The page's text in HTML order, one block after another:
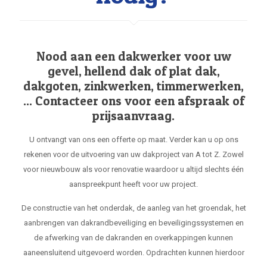
Nood aan een dakwerker voor uw
gevel, hellend dak of plat dak,
dakgoten, zinkwerken, timmerwerken,
... Contacteer ons voor een afspraak of
prijsaanvraag.
U ontvangt van ons een offerte op maat. Verder kan u op ons
rekenen voor de uitvoering van uw dakproject van A tot Z. Zowel
voor nieuwbouw als voor renovatie waardoor u altijd slechts één
aanspreekpunt heeft voor uw project.
De constructie van het onderdak, de aanleg van het groendak, het
aanbrengen van dakrandbeveiliging en beveiligingssystemen en
de afwerking van de dakranden en overkappingen kunnen
aaneensluitend uitgevoerd worden. Opdrachten kunnen hierdoor